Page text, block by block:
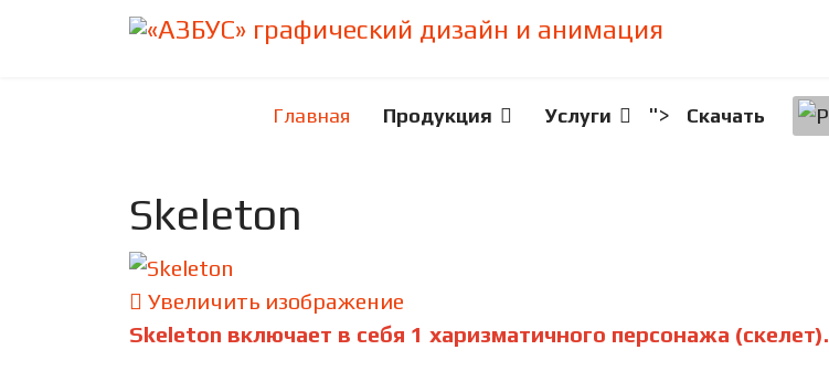
Главная Продукция Услуги "> Скачать
Skeleton
Увеличить изображение
Skeleton включает в себя 1 харизматичного персонажа (скелет).